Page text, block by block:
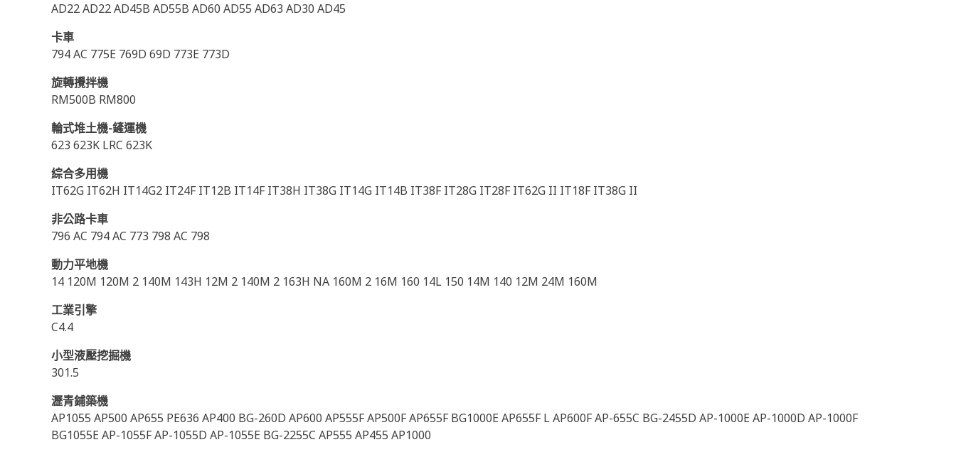
AD22 AD22 AD45B AD55B AD60 AD55 AD63 AD30 AD45
卡車
794 AC 775E 769D 69D 773E 773D
旋轉攪拌機
RM500B RM800
輪式堆土機-鏟運機
623 623K LRC 623K
綜合多用機
IT62G IT62H IT14G2 IT24F IT12B IT14F IT38H IT38G IT14G IT14B IT38F IT28G IT28F IT62G II IT18F IT38G II
非公路卡車
796 AC 794 AC 773 798 AC 798
動力平地機
14 120M 120M 2 140M 143H 12M 2 140M 2 163H NA 160M 2 16M 160 14L 150 14M 140 12M 24M 160M
工業引擎
C4.4
小型液壓挖掘機
301.5
瀝青鋪築機
AP1055 AP500 AP655 PE636 AP400 BG-260D AP600 AP555F AP500F AP655F BG1000E AP655F L AP600F AP-655C BG-2455D AP-1000E AP-1000D AP-1000F
BG1055E AP-1055F AP-1055D AP-1055E BG-2255C AP555 AP455 AP1000